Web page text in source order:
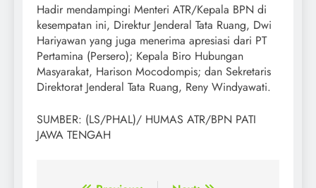
Hadir mendampingi Menteri ATR/Kepala BPN di
kesempatan ini, Direktur Jenderal Tata Ruang, Dwi
Hariyawan yang juga menerima apresiasi dari PT
Pertamina (Persero); Kepala Biro Hubungan
Masyarakat, Harison Mocodompis; dan Sekretaris
Direktorat Jenderal Tata Ruang, Reny Windyawati.
SUMBER: (LS/PHAL)/ HUMAS ATR/BPN PATI
JAWA TENGAH